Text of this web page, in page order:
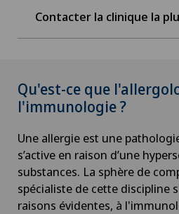
Contacter la clinique la
Qu'est-ce que
l'immunologie ?
Une allergie est une
s’active en raison d’une
substances. La sphère de
spécialiste de cette discipline
raisons évidentes, à